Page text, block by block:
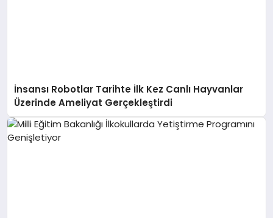
İnsansı Robotlar Tarihte İlk Kez Canlı Hayvanlar
Üzerinde Ameliyat Gerçekleştirdi